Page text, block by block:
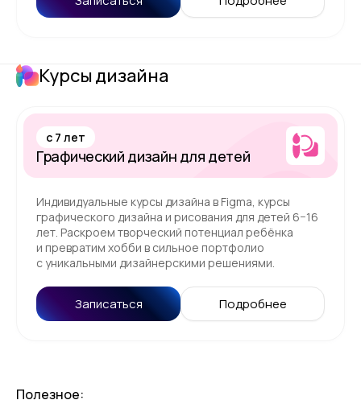
Курсы дизайна
c 7 лет
Графический дизайн для детей
Индивидуальные курсы дизайна в Figma, курсы
графического дизайна и рисования для детей 6−16
лет. Раскроем творческий потенциал ребёнка
и превратим хобби в сильное портфолио
с уникальными дизайнерскими решениями.
Записаться Подробнее
Полезное: